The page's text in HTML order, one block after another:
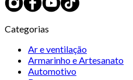
Categorias
Ar e ventilação
Armarinho e Artesanato
Automotivo